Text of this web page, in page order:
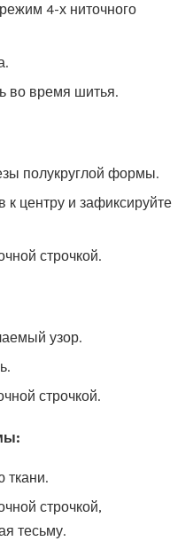
4-х ниточного
во время шитья.
полукруглой формы.
к центру и зафиксируйте
строчкой.
узор.
строчкой.
ткани.
строчкой,
тесьму.